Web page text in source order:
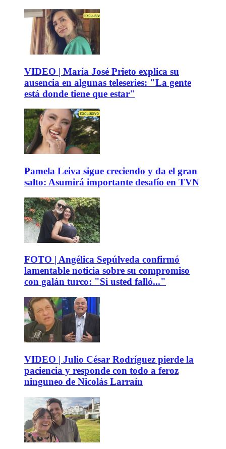
VIDEO | María José Prieto explica su
ausencia en algunas teleseries: "La gente
está donde tiene que estar"
Pamela Leiva sigue creciendo y da el gran
salto: Asumirá importante desafío en TVN
FOTO | Angélica Sepúlveda confirmó
lamentable noticia sobre su compromiso
con galán turco: "Si usted falló..."
VIDEO | Julio César Rodríguez pierde la
paciencia y responde con todo a feroz
ninguneo de Nicolás Larraín